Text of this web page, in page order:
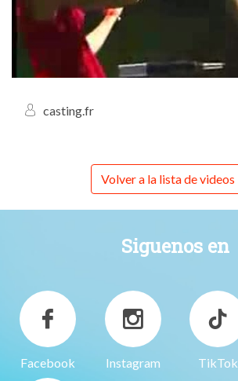
casting.fr
Volver a la lista de videos
Siguenos en
Facebook Instagram TikTok